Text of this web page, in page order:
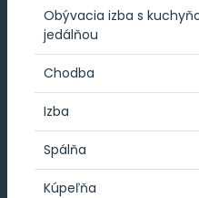
Obývacia izba s
jedálňou
Chodba
Izba
Spálňa
Kúpeľňa